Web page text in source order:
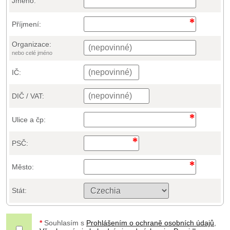
Příjmení:
Organizace:
nebo celé jméno
IČ:
DIČ / VAT:
Ulice a čp:
PSČ:
Město:
Stát:
* Souhlasím s Prohlášením o ochraně osobních údajů